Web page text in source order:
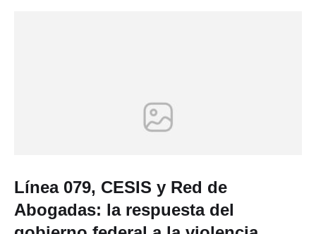
Línea 079, CESIS y Red de
Abogadas: la respuesta del